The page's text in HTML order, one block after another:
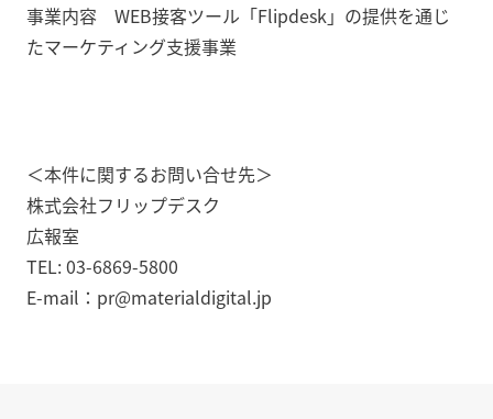
事業内容 WEB接客ツール「Flipdesk」の提供を通じ
たマーケティング支援事業
＜本件に関するお問い合せ先＞
株式会社フリップデスク
広報室
TEL: 03-6869-5800
E-mail：pr@materialdigital.jp